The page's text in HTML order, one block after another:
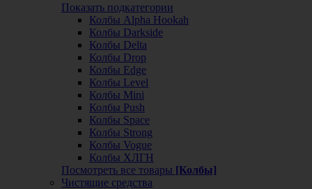
Показать подкатегории
Колбы Alpha Hookah
Колбы Darkside
Колбы Delta
Колбы Drop
Колбы Edge
Колбы Level
Колбы Mini
Колбы Push
Колбы Space
Колбы Strong
Колбы Vogue
Колбы ХЛГН
Посмотреть все товары [Колбы]
Чистящие средства